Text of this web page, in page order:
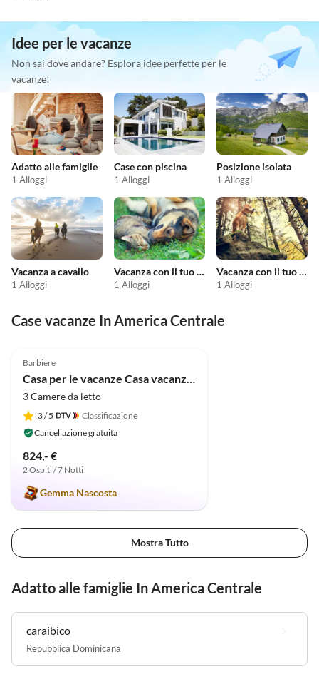
Idee per le vacanze
Non sai dove andare? Esplora idee perfette per le
vacanze!
Adatto alle famiglie
1 Alloggi
Case con piscina
1 Alloggi
Posizione isolata
1 Alloggi
Vacanza a cavallo
1 Alloggi
Vacanza con il tuo animale domestico
1 Alloggi
Vacanza con il tuo cane
1 Alloggi
Case vacanze In America Centrale
Barbiere
3 Camere da letto
3/ 5
Classificazione
Cancellazione gratuita
824,- €
2 Ospiti / 7 Notti
Gemma Nascosta
Mostra Tutto
Adatto alle famiglie In America Centrale
caraibico
Repubblica Dominicana